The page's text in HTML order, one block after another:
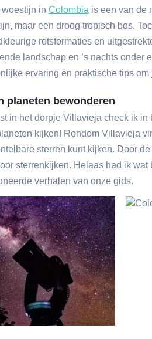
woestijn in Colombia is een van de
maar een droog tropisch bos.
rotsformaties en
landschap en ’s nachts onder
ervaring én praktische tips
planeten bewonderen
in het dorpje Villavieja check ik
kijken! Rondom Villavieja
sterren kunt kijken. Door
sterrenkijken. Helaas had ik
verhalen van onze gids.